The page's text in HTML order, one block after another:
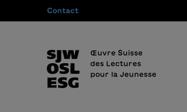
Passer à la navigation
Contact
Œuvre Suisse
des Lectures
pour la Jeunesse